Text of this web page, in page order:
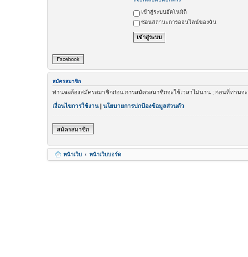
เข้าสู่ระบบอัตโนมัติ
ซ่อนสถานะการออนไลน์ของฉัน
Facebook
สมัครสมาชิก
ท่านจะต้องสมัครสมาชิกก่อน การสมัครสมาชิกจะใช้เวลาไม่นาน ; ก่อนที่ท่าน
เงื่อนไขการใช้งาน| นโยบายการปกป้องข้อมูลส่วนตัว
สมัครสมาชิก
หน้าเว็บ หน้าเว็บบอร์ด